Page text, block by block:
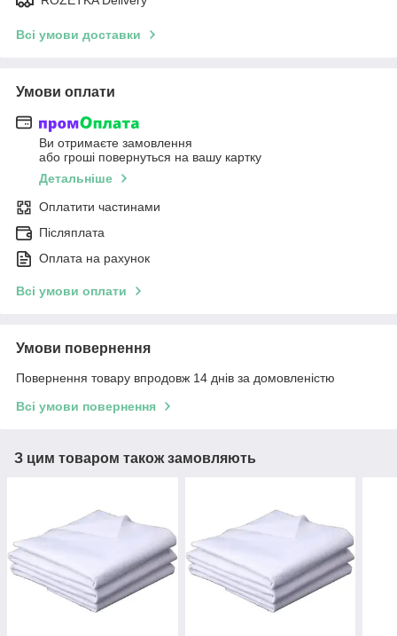
Всі умови доставки
Умови оплати
Ви отримаєте замовлення
або гроші повернуться на вашу картку
Детальніше
Оплатити частинами
Післяплата
Оплата на рахунок
Всі умови оплати
Умови повернення
Повернення товару впродовж 14 днів за домовленістю
Всі умови повернення
З цим товаром також замовляють